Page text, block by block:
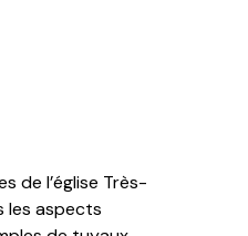
de l’église Très-
les aspects